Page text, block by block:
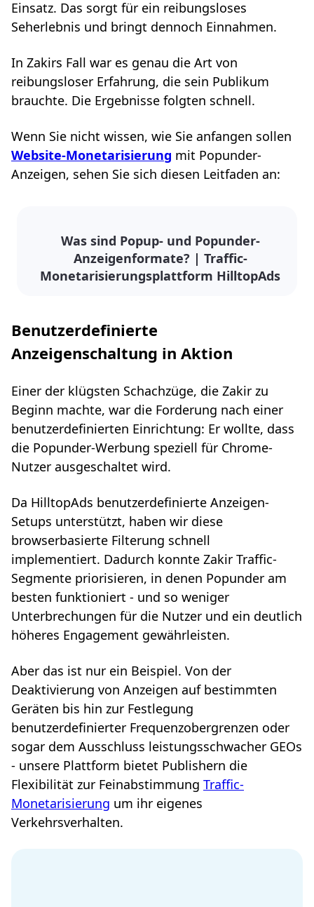
Einsatz. Das sorgt für ein reibungsloses
Seherlebnis und bringt dennoch Einnahmen.
In Zakirs Fall war es genau die Art von
reibungsloser Erfahrung, die sein Publikum
brauchte. Die Ergebnisse folgten schnell.
Wenn Sie nicht wissen, wie Sie anfangen sollen
Website-Monetarisierung mit Popunder-
Anzeigen, sehen Sie sich diesen Leitfaden an:
Was sind Popup- und Popunder-
Anzeigenformate? | Traffic-
Monetarisierungsplattform HilltopAds
Benutzerdefinierte
Anzeigenschaltung in Aktion
Einer der klügsten Schachzüge, die Zakir zu
Beginn machte, war die Forderung nach einer
benutzerdefinierten Einrichtung: Er wollte, dass
die Popunder-Werbung speziell für Chrome-
Nutzer ausgeschaltet wird.
Da HilltopAds benutzerdefinierte Anzeigen-
Setups unterstützt, haben wir diese
browserbasierte Filterung schnell
implementiert. Dadurch konnte Zakir Traffic-
Segmente priorisieren, in denen Popunder am
besten funktioniert - und so weniger
Unterbrechungen für die Nutzer und ein deutlich
höheres Engagement gewährleisten.
Aber das ist nur ein Beispiel. Von der
Deaktivierung von Anzeigen auf bestimmten
Geräten bis hin zur Festlegung
benutzerdefinierter Frequenzobergrenzen oder
sogar dem Ausschluss leistungsschwacher GEOs
- unsere Plattform bietet Publishern die
Flexibilität zur Feinabstimmung Traffic-
Monetarisierung um ihr eigenes
Verkehrsverhalten.